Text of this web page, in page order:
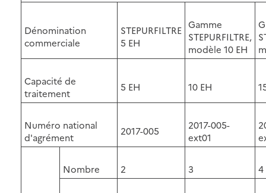
Dénomination
commerciale
STEPURFILTRE
5 EH
Gamme
STEPURFILTRE,
modèle 10 EH
Capacité de
traitement
5 EH 10 EH
Numéro national
d'agrément
2017-005
2017-005-
ext01
Nombre 2 3 4